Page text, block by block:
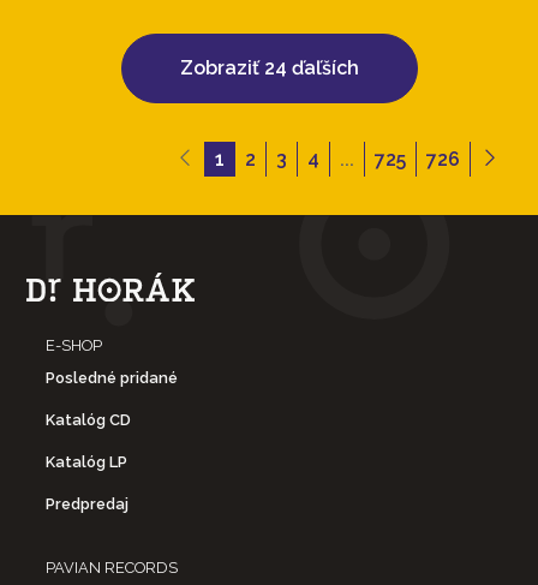
Zobraziť 24 ďaľších
1 2 3 4 ... 725 726
E-SHOP
Posledné pridané
Katalóg CD
Katalóg LP
Predpredaj
PAVIAN RECORDS